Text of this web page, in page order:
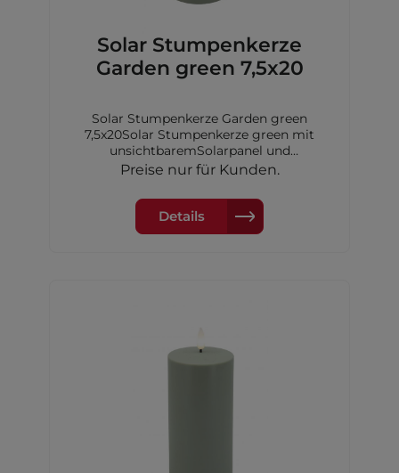
Solar Stumpenkerze
Garden green 7,5x20
Solar Stumpenkerze Garden green
7,5x20Solar Stumpenkerze green mit
unsichtbaremSolarpanel und
Dimmerungssensor, 7,5x20 cm,inkl. 1xAA
Preise nur für Kunden.
Details